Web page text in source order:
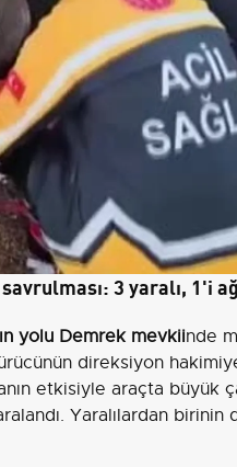
3 yaralı, 1'i
yolu Demrek mevkiinde
direksiyon
etkisiyle araçta büyük
Yaralılardan birinin